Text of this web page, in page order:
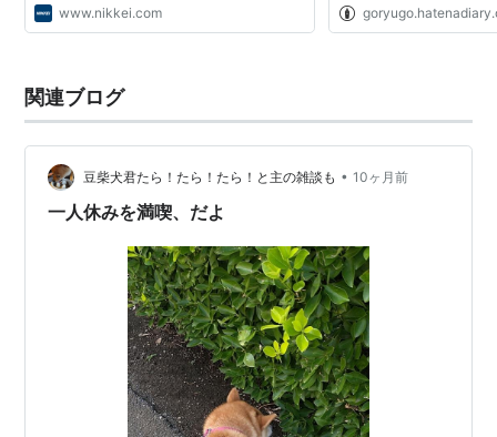
www.nikkei.com
関連ブログ
豆柴犬君たら！たら！たら！と主の雑談も • 10ヶ月前
一人休みを満喫、だよ